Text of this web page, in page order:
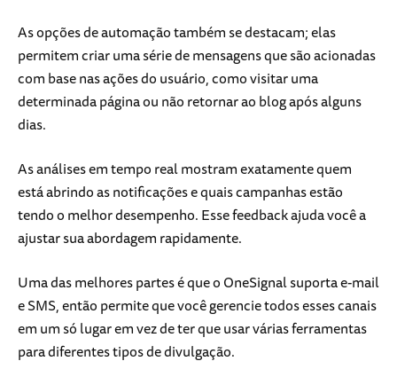
As opções de automação também se destacam; elas
permitem criar uma série de mensagens que são acionadas
com base nas ações do usuário, como visitar uma
determinada página ou não retornar ao blog após alguns
dias.
As análises em tempo real mostram exatamente quem
está abrindo as notificações e quais campanhas estão
tendo o melhor desempenho. Esse feedback ajuda você a
ajustar sua abordagem rapidamente.
Uma das melhores partes é que o OneSignal suporta e-mail
e SMS, então permite que você gerencie todos esses canais
em um só lugar em vez de ter que usar várias ferramentas
para diferentes tipos de divulgação.